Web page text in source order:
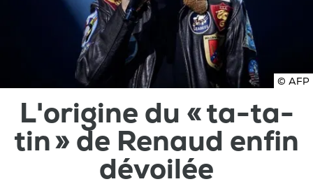
© AFP
L'origine du « ta-ta-
tin » de Renaud enfin
dévoilée